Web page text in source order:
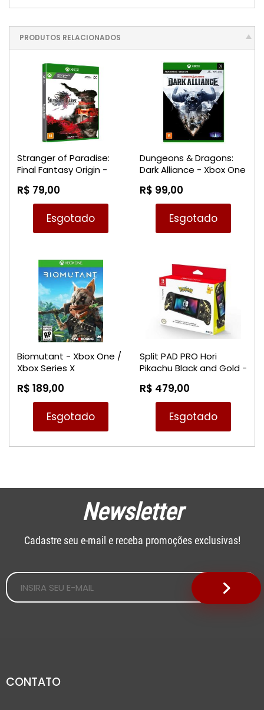
PRODUTOS RELACIONADOS
Stranger of Paradise:
Final Fantasy Origin -
X
R$ 79,00
Esgotado
Dungeons & Dragons:
Dark Alliance - Xbox One
R$ 99,00
Esgotado
Biomutant - Xbox One /
Xbox Series X
R$ 189,00
Esgotado
Split PAD PRO Hori
Pikachu Black and Gold -
R$ 479,00
Esgotado
Newsletter
Cadastre seu e-mail e receba promoções exclusivas!
CONTATO